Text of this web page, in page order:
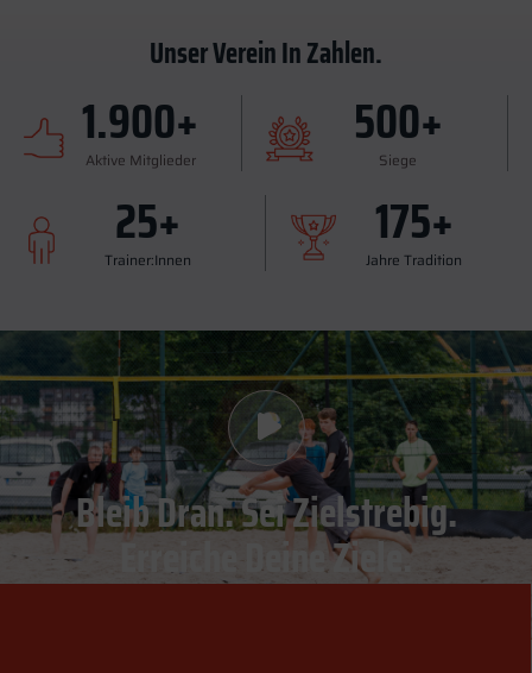
Unser Verein In Zahlen.
Aktive Mitglieder
1.900+
Siege
500+
Trainer:Innen
25+
Jahre Tradition
175+
Bleib Dran. Sei Zielstrebig.
Erreiche Deine Ziele.